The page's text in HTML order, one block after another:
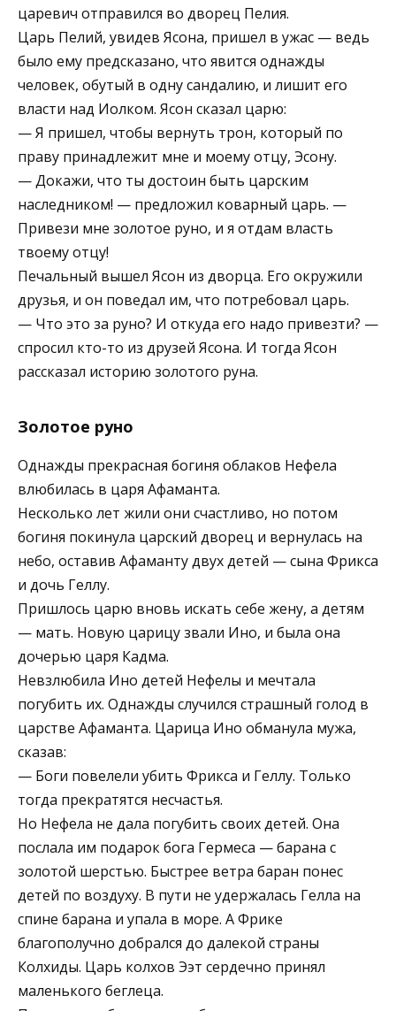
царе­вич отправился во дворец Пелия.
Царь Пелий, увидев Ясо­на, пришел в ужас — ведь
было ему предсказано, что явится однажды
человек, обутый в одну сандалию, и лишит его
власти над Иолком. Ясон сказал царю:
— Я пришел, чтобы вернуть трон, который по
праву принадлежит мне и моему отцу, Эсону.
— Докажи, что ты досто­ин быть царским
наследни­ком! — предложил коварный царь. —
Привези мне золо­тое руно, и я отдам власть
твоему отцу!
Печальный вышел Ясон из дворца. Его окружили
друзья, и он поведал им, что потребовал царь.
— Что это за руно? И отку­да его надо привезти? —
спросил кто-то из друзей Ясона. И тогда Ясон
расска­зал историю золотого руна.
Золотое руно
Однажды прекрасная богиня облаков Нефела
влюбилась в царя Афаманта.
Несколько лет жили они счастливо, но потом
богиня покинула царский дворец и вернулась на
небо, оставив Афаманту двух детей — сына Фрикса
и дочь Геллу.
Пришлось царю вновь искать себе жену, а детям
— мать. Новую царицу звали Ино, и была она
дочерью царя Кадма.
Невзлюбила Ино детей Нефелы и мечтала
погубить их. Однажды случился страшный голод в
царстве Афаманта. Царица Ино обманула мужа,
сказав:
— Боги повелели убить Фрикса и Геллу. Только
тогда прекратятся не­счастья.
Но Нефела не дала погубить своих детей. Она
послала им подарок бога Гермеса — барана с
золотой шерстью. Быстрее ветра баран понес
детей по воздуху. В пути не удержалась Гелла на
спине барана и упала в море. А Фрике
благополучно добрался до далекой страны
Колхиды. Царь колхов Ээт сердечно принял
маленького беглеца.